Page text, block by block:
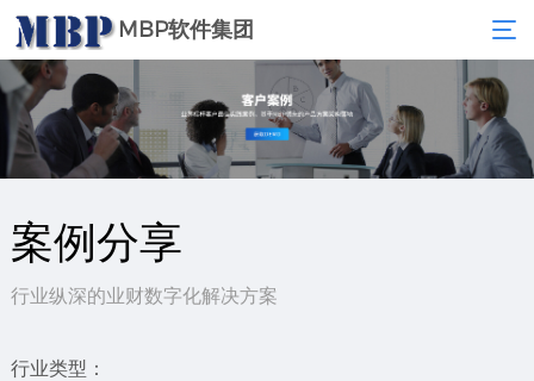
MBP软件集团
案例分享
行业纵深的业财数字化解决方案
行业类型：